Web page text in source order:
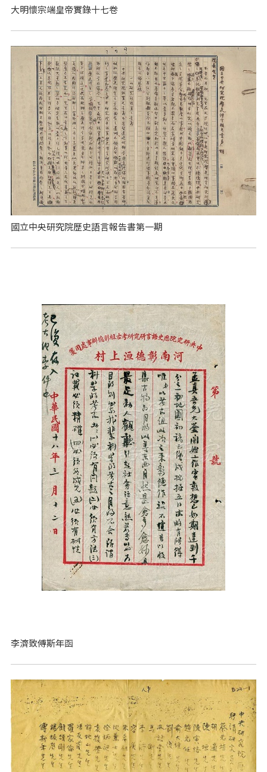
大明懷宗端皇帝實錄十七卷
國立中央研究院歷史語言報告書第一期
李濟致傅斯年函